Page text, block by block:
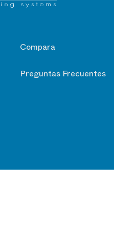
Compara
Preguntas Frecuentes